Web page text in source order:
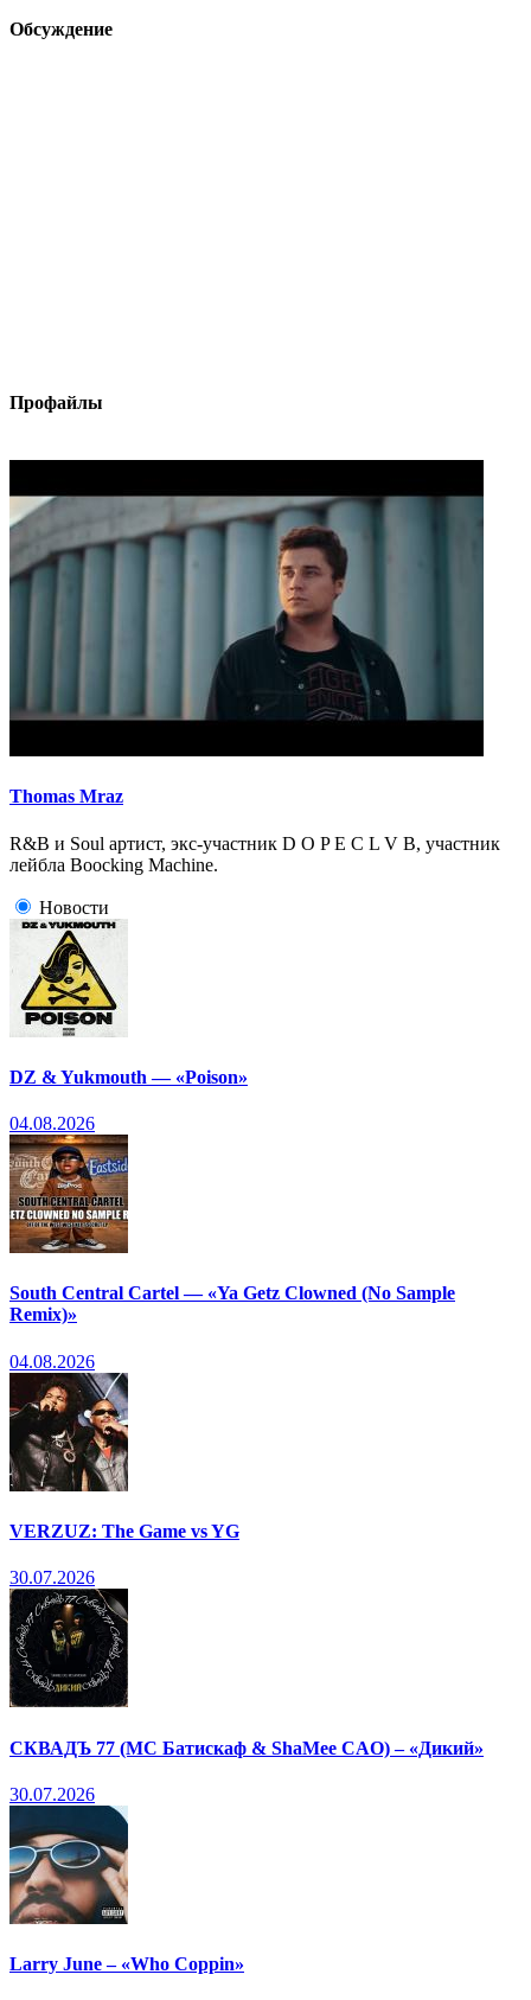
Обсуждение
Профайлы
Thomas Mraz
R&B и Soul артист, экс-участник D O P E C L V B, участник
лейбла Boocking Machine.
Новости
DZ & Yukmouth — «Poison»
04.08.2026
South Central Cartel — «Ya Getz Clowned (No Sample
Remix)»
04.08.2026
VERZUZ: The Game vs YG
30.07.2026
СКВАДЪ 77 (МС Батискаф & ShaMee CAO) – «Дикий»
30.07.2026
Larry June – «Who Coppin»